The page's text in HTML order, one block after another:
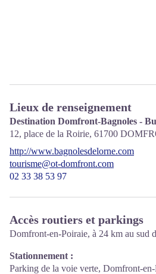
Lieux de renseignement
Destination Domfront-Bagnoles -
12, place de la Roirie, 61700
http://www.bagnolesdelorne.com
tourisme@ot-domfront.com
02 33 38 53 97
Accès routiers et parkings
Domfront-en-Poiraie, à 24 km au sud
Stationnement :
Parking de la voie verte, Domfront-